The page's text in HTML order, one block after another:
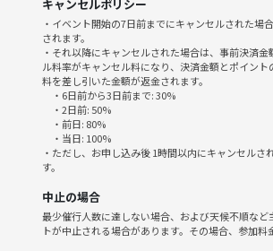
キャンセルポリシー
・イベント開始の7日前までにキャンセルされた場
されます。
・それ以降にキャンセルされた場合は、事前決済
ル料率がキャンセル料になり、決済金額とポイン
料を差し引いた金額が返金されます。
・6日前から3日前まで: 30%
・2日前: 50%
・前日: 80%
・当日: 100%
・ただし、お申し込み後 1時間以内にキャンセルさ
す。
中止の場合
最少催行人数に達しない場合、および天候不順など
トが中止される場合があります。その場合、参加料